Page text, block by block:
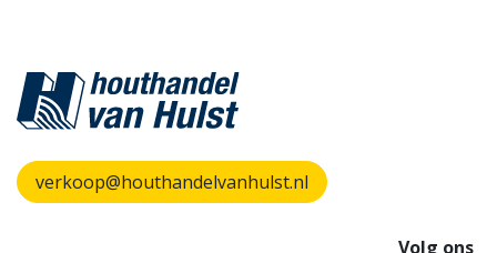
verkoop@houthandelvanhulst.nl
Volg ons